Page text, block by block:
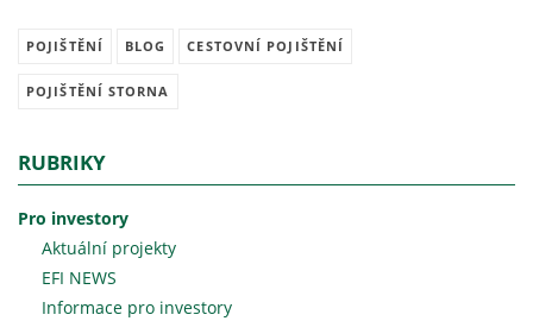
POJIŠTĚNÍ BLOG CESTOVNÍ POJIŠTĚNÍ
POJIŠTĚNÍ STORNA
RUBRIKY
Pro investory
Aktuální projekty
EFI NEWS
Informace pro investory